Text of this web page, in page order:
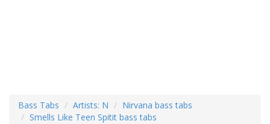
Bass Tabs Artists: N
Nirvana bass tabs
Smells Like Teen Spitit bass tabs